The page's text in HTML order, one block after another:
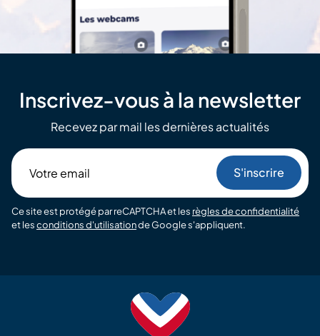
Inscrivez-vous à la newsletter
Recevez par mail les dernières actualités
email
Ce site est protégé par reCAPTCHA et les règles de confidentialité
et lesconditions d'utilisationde Google s'appliquent.